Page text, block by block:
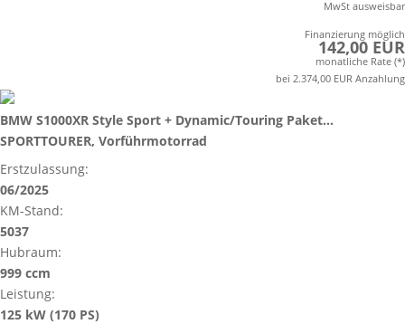
MwSt ausweisbar
Finanzierung möglich
142,00 EUR
monatliche Rate (*)
bei 2.374,00 EUR Anzahlung
BMW S1000XR Style Sport + Dynamic/Touring Paket...
SPORTTOURER, Vorführmotorrad
Erstzulassung:
06/2025
KM-Stand:
5037
Hubraum:
999 ccm
Leistung:
125 kW (170 PS)